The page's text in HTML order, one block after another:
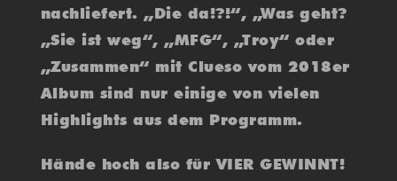
nachliefert. „Die da!?!“, „Was geht?
„Sie ist weg“, „MFG“, „Troy“ oder
„Zusammen“ mit Clueso vom 2018er
Album sind nur einige von vielen
Highlights aus dem Programm.
Hände hoch also für VIER GEWINNT!